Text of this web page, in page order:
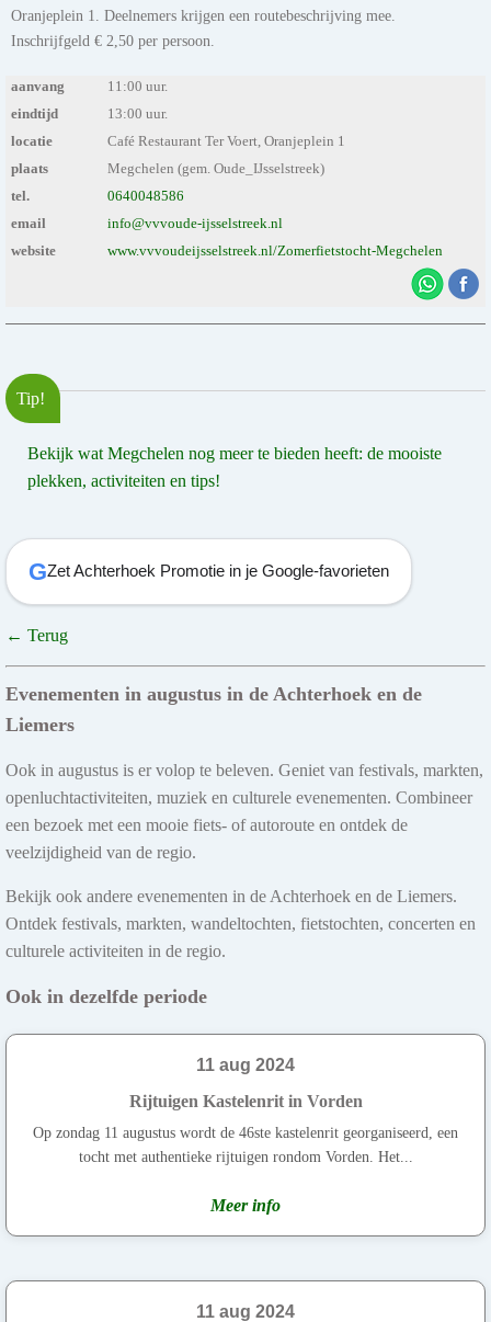
Oranjeplein 1. Deelnemers krijgen een routebeschrijving mee.
Inschrijfgeld € 2,50 per persoon.
aanvang
11:00 uur.
eindtijd
13:00 uur.
locatie
Café Restaurant Ter Voert, Oranjeplein 1
plaats
Megchelen (gem. Oude_IJsselstreek)
tel.
0640048586
email
info@vvvoude-ijsselstreek.nl
website
www.vvvoudeijsselstreek.nl/Zomerfietstocht-Megchelen
Tip!
Bekijk wat Megchelen nog meer te bieden heeft: de mooiste
plekken, activiteiten en tips!
GZet Achterhoek Promotie in je Google-favorieten
← Terug
Evenementen in augustus in de Achterhoek en de
Liemers
Ook in augustus is er volop te beleven. Geniet van festivals, markten,
openluchtactiviteiten, muziek en culturele evenementen. Combineer
een bezoek met een mooie fiets- of autoroute en ontdek de
veelzijdigheid van de regio.
Bekijk ook andere evenementen in de Achterhoek en de Liemers.
Ontdek festivals, markten, wandeltochten, fietstochten, concerten en
culturele activiteiten in de regio.
Ook in dezelfde periode
11 aug 2024
Rijtuigen Kastelenrit in Vorden
Op zondag 11 augustus wordt de 46ste kastelenrit georganiseerd, een
tocht met authentieke rijtuigen rondom Vorden. Het...
Meer info
11 aug 2024